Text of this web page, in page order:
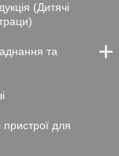
(Дитячі
та
пристрої для